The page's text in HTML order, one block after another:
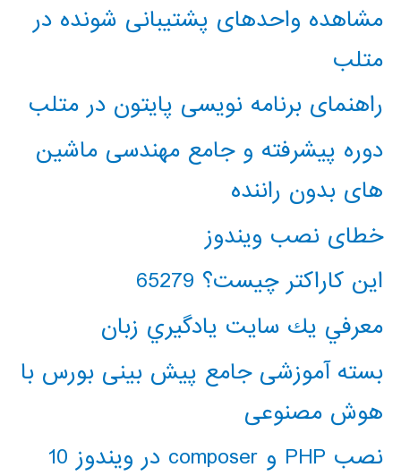
مشاهده واحدهای پشتیبانی شونده در
متلب
راهنمای برنامه نویسی پایتون در متلب
دوره پیشرفته و جامع مهندسی ماشین
های بدون راننده
خطای نصب ویندوز
این کاراکتر چیست؟ 65279
معرفي يك سايت يادگيري زبان
بسته آموزشی جامع پیش بینی بورس با
هوش مصنوعی
نصب PHP و composer در ویندوز 10